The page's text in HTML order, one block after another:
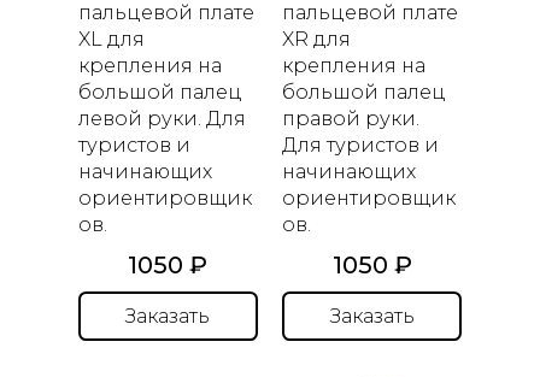
пальцевой плате
XLдля
крепления на
большой палец
левой руки. Для
туристов и
начинающих
ориентировщик
ов.
1050 ₽
Заказать
пальцевой плате
XR для
крепления на
большой палец
правой руки.
Для туристов и
начинающих
ориентировщик
ов.
1050 ₽
Заказать